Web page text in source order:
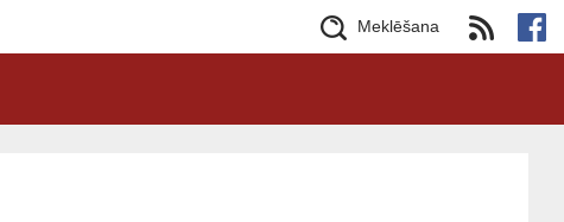
Meklēšana